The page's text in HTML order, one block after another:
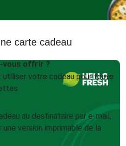
carte cadeau
vous offrir ?
utiliser votre cadeau pour toute
au destinataire par e-mail,
version imprimable de la